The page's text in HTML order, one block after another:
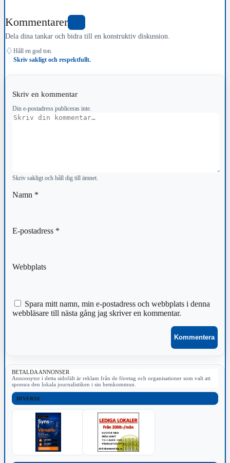
Kommentarer
Dela dina tankar och bidra till en konstruktiv diskussion.
♢ Håll en god ton.
Skriv sakligt och respektfullt.
Skriv en kommentar
Din e-postadress publiceras inte.
Kommentar
Skriv sakligt och håll dig till ämnet.
Namn *
E-postadress *
Webbplats
Spara mitt namn, min e-postadress och webbplats i denna
webbläsare till nästa gång jag skriver en kommentar.
BETALDA ANNONSER
Annonsytor i detta sidofält är reklam från de företag och organisationer som valt att
sponsra den lokala journalistiken i sin hemkommun.
DIVERSE